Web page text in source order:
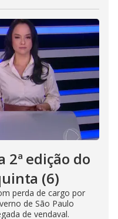
2ª edição do
(6)
perda de cargo por
de São Paulo
de vendaval.